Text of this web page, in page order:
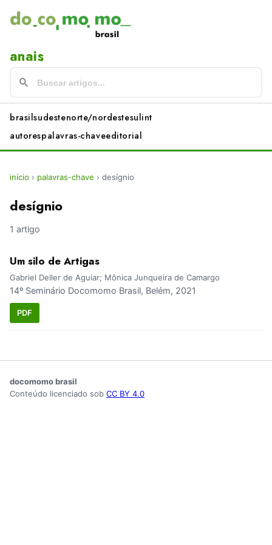
anais
brasilsudestenorte/nordestesulint
autorespalavras-chaveeditorial
início › palavras-chave › desígnio
desígnio
1 artigo
Um silo de Artigas
Gabriel Deller de Aguiar; Mônica Junqueira de Camargo
14º Seminário Docomomo Brasil, Belém, 2021
PDF
docomomo brasil
Conteúdo licenciado sob CC BY 4.0